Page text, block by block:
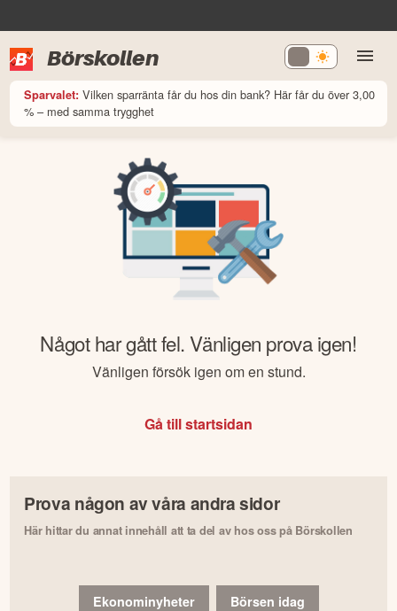
Börskollen
Sparvalet: Vilken sparränta får du hos din bank? Här får du över 3,00
% – med samma trygghet
Något har gått fel. Vänligen prova igen!
Vänligen försök igen om en stund.
Gå till startsidan
Prova någon av våra andra sidor
Här hittar du annat innehåll att ta del av hos oss på Börskollen
Ekonominyheter Börsen idag